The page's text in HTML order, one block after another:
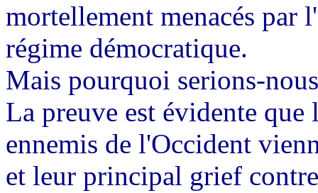
mortellement menacés par
régime démocratique.
Mais pourquoi serions-
La preuve est évidente
ennemis de l'Occident
et leur principal grief